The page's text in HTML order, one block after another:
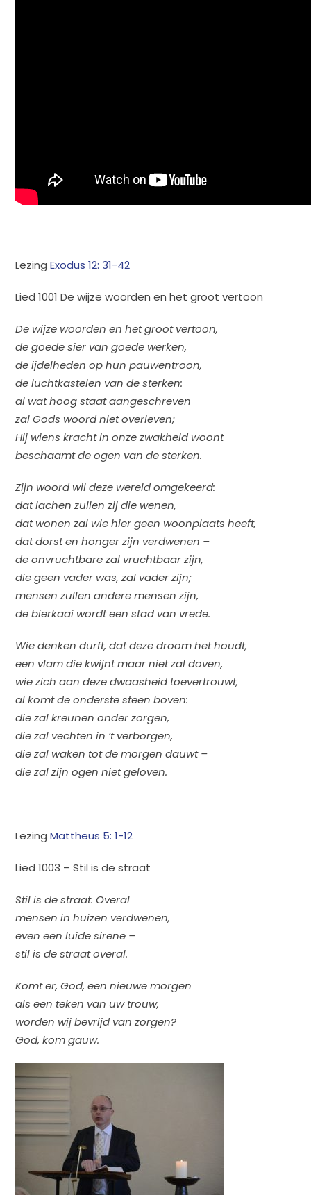
LezingExodus 12: 31-42
Lied 1001 De wijze woorden en het groot vertoon
De wijze woorden en het groot vertoon,
de goede sier van goede werken,
de ijdelheden op hun pauwentroon,
de luchtkastelen van de sterken:
al wat hoog staat aangeschreven
zal Gods woord niet overleven;
Hij wiens kracht in onze zwakheid woont
beschaamt de ogen van de sterken.
Zijn woord wil deze wereld omgekeerd:
dat lachen zullen zij die wenen,
dat wonen zal wie hier geen woonplaats heeft,
dat dorst en honger zijn verdwenen –
de onvruchtbare zal vruchtbaar zijn,
die geen vader was, zal vader zijn;
mensen zullen andere mensen zijn,
de bierkaai wordt een stad van vrede.
Wie denken durft, dat deze droom het houdt,
een vlam die kwijnt maar niet zal doven,
wie zich aan deze dwaasheid toevertrouwt,
al komt de onderste steen boven:
die zal kreunen onder zorgen,
die zal vechten in ’t verborgen,
die zal waken tot de morgen dauwt –
die zal zijn ogen niet geloven.
LezingMattheus 5: 1-12
Lied 1003 – Stil is de straat
Stil is de straat. Overal
mensen in huizen verdwenen,
even een luide sirene –
stil is de straat overal.
Komt er, God, een nieuwe morgen
als een teken van uw trouw,
worden wij bevrijd van zorgen?
God, kom gauw.